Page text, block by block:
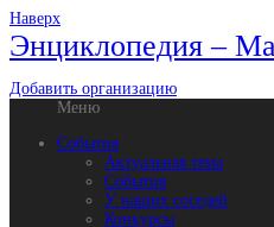
Наверх
Энциклопедия –
Добавить организацию
Меню
События
Актуальная тема
События
У наших соседей
Конкурсы